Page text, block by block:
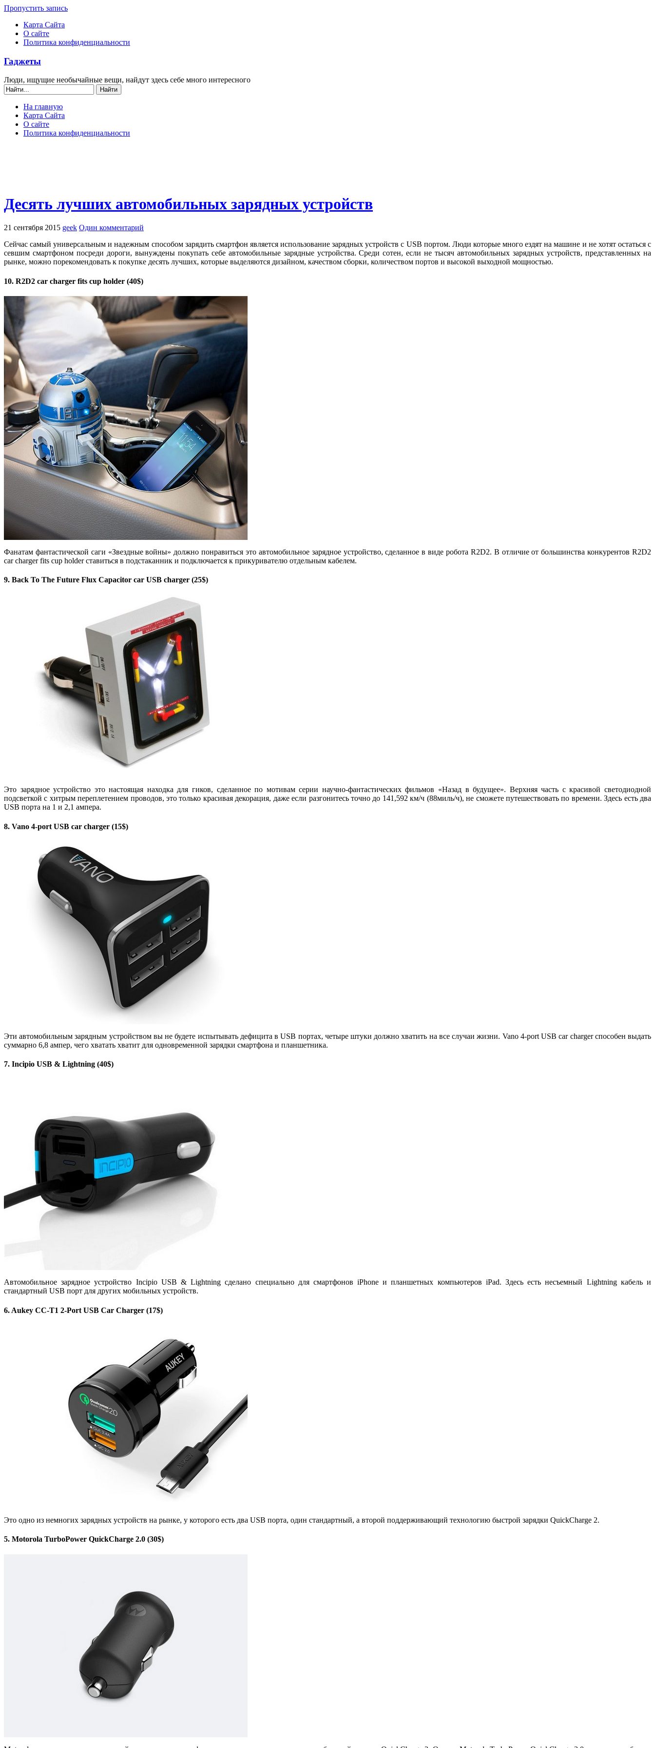
Пропустить запись
Карта Сайта
О сайте
Политика конфиденциальности
Гаджеты
Люди, ищущие необычайные вещи, найдут здесь себе много интересного
На главную
Карта Сайта
О сайте
Политика конфиденциальности
Десять лучших автомобильных зарядных устройств
21 сентября 2015 geek Один комментарий
Сейчас самый универсальным и надежным способом зарядить смартфон является использование зарядных устройств с USB портом. Люди которые много ездят на машине и не хотят остаться с
севшим смартфоном посреди дороги, вынуждены покупать себе автомобильные зарядные устройства. Среди сотен, если не тысяч автомобильных зарядных устройств, представленных на
рынке, можно порекомендовать к покупке десять лучших, которые выделяются дизайном, качеством сборки, количеством портов и высокой выходной мощностью.
10. R2D2 car charger fits cup holder (40$)
Фанатам фантастической саги «Звездные войны» должно понравиться это автомобильное зарядное устройство, сделанное в виде робота R2D2. В отличие от большинства конкурентов R2D2
car charger fits cup holder ставиться в подстаканник и подключается к прикуривателю отдельным кабелем.
9. Back To The Future Flux Capacitor car USB charger (25$)
Это зарядное устройство это настоящая находка для гиков, сделанное по мотивам серии научно-фантастических фильмов «Назад в будущее». Верхняя часть с красивой светодиодной
подсветкой с хитрым переплетением проводов, это только красивая декорация, даже если разгонитесь точно до 141,592 км/ч (88миль/ч), не сможете путешествовать по времени. Здесь есть два
USB порта на 1 и 2,1 ампера.
8. Vano 4-port USB car charger (15$)
Эти автомобильным зарядным устройством вы не будете испытывать дефицита в USB портах, четыре штуки должно хватить на все случаи жизни. Vano 4-port USB car charger способен выдать
суммарно 6,8 ампер, чего хватать хватит для одновременной зарядки смартфона и планшетника.
7. Incipio USB & Lightning (40$)
Автомобильное зарядное устройство Incipio USB & Lightning сделано специально для смартфонов iPhone и планшетных компьютеров iPad. Здесь есть несъемный Lightning кабель и
стандартный USB порт для других мобильных устройств.
6. Aukey CC-T1 2-Port USB Car Charger (17$)
Это одно из немногих зарядных устройств на рынке, у которого есть два USB порта, один стандартный, а второй поддерживающий технологию быстрой зарядки QuickCharge 2.
5. Motorola TurboPower QuickCharge 2.0 (30$)